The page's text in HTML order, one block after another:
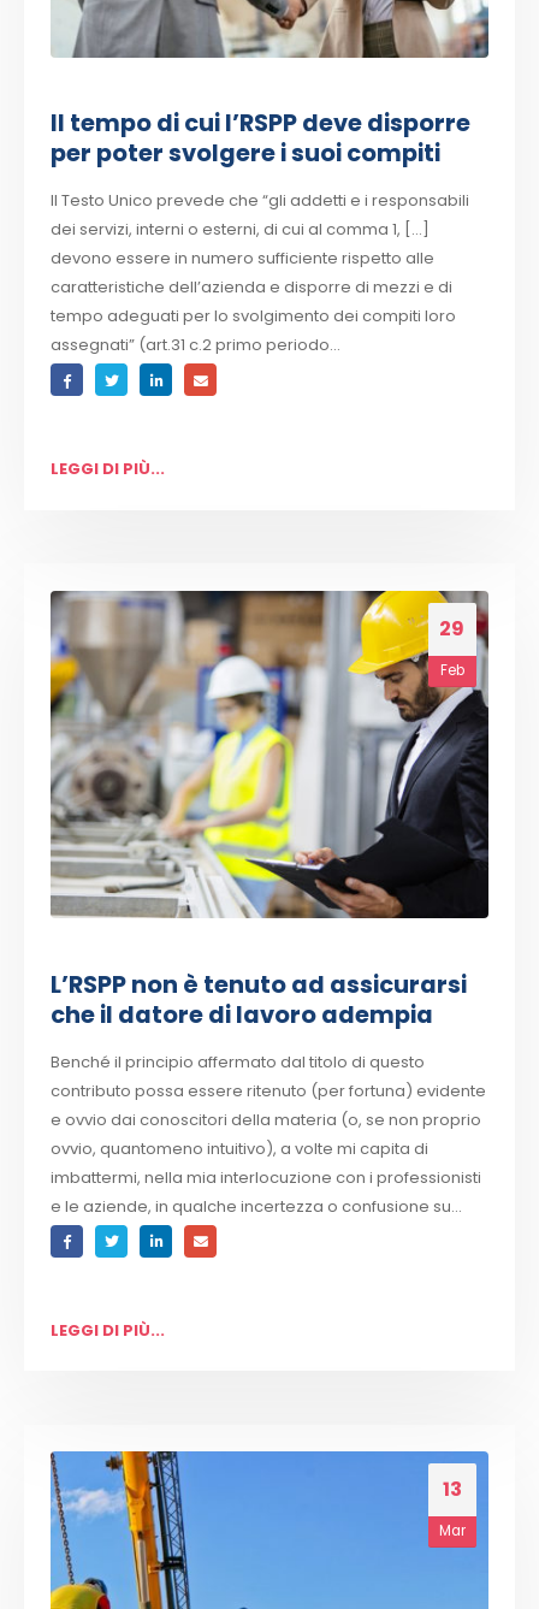
Il tempo di cui l’RSPP deve disporre
per poter svolgere i suoi compiti
Il Testo Unico prevede che “gli addetti e i responsabili
dei servizi, interni o esterni, di cui al comma 1, […]
devono essere in numero sufficiente rispetto alle
caratteristiche dell’azienda e disporre di mezzi e di
tempo adeguati per lo svolgimento dei compiti loro
assegnati” (art.31 c.2 primo periodo...
LEGGI DI PIÙ...
29
Feb
L’RSPP non è tenuto ad assicurarsi
che il datore di lavoro adempia
Benché il principio affermato dal titolo di questo
contributo possa essere ritenuto (per fortuna) evidente
e ovvio dai conoscitori della materia (o, se non proprio
ovvio, quantomeno intuitivo), a volte mi capita di
imbattermi, nella mia interlocuzione con i professionisti
e le aziende, in qualche incertezza o confusione su...
LEGGI DI PIÙ...
13
Mar